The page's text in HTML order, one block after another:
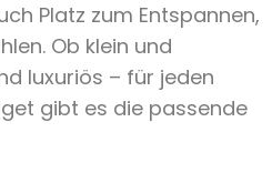
Platz zum Entspannen,
Ob klein und
luxuriös – für jeden
gibt es die passende